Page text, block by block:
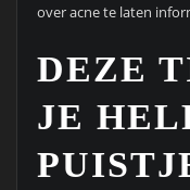
over acne te laten
DEZE
JE